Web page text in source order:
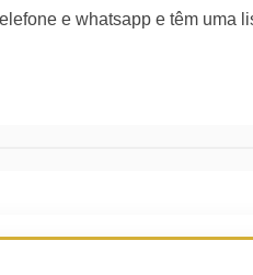
e whatsapp e têm uma